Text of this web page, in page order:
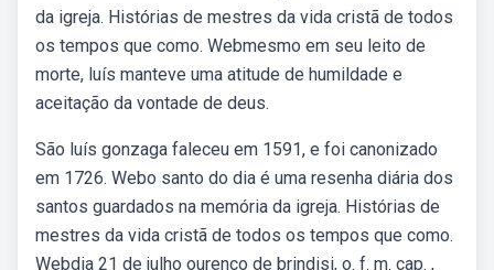
da igreja. Histórias de mestres da vida cristã de todos
os tempos que como. Webmesmo em seu leito de
morte, luís manteve uma atitude de humildade e
aceitação da vontade de deus.
São luís gonzaga faleceu em 1591, e foi canonizado
em 1726. Webo santo do dia é uma resenha diária dos
santos guardados na memória da igreja. Histórias de
mestres da vida cristã de todos os tempos que como.
Webdia 21 de julho ourenço de brindisi, o. f. m. cap. ,